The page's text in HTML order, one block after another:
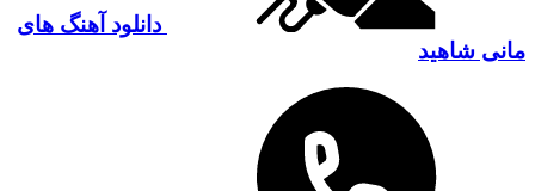
دانلود آهنگ های
مانی شاهید